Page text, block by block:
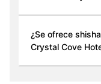
¿Se ofrece
Crystal Cove